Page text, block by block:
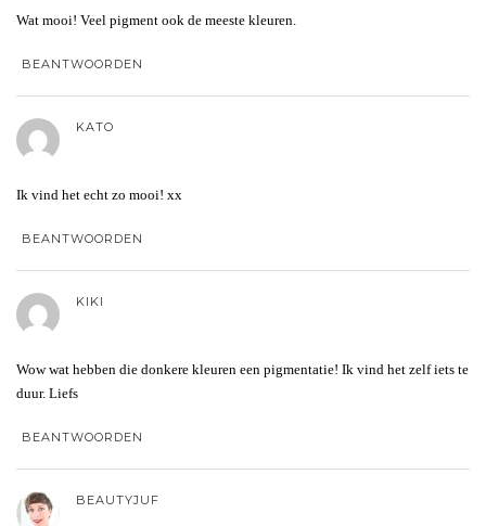
Wat mooi! Veel pigment ook de meeste kleuren.
BEANTWOORDEN
KATO
Ik vind het echt zo mooi! xx
BEANTWOORDEN
KIKI
Wow wat hebben die donkere kleuren een pigmentatie! Ik vind het zelf iets te
duur. Liefs
BEANTWOORDEN
BEAUTYJUF